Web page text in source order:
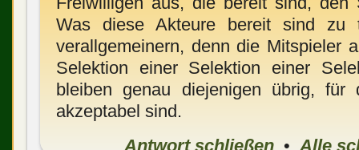
Was diese Akteure bereit sind zu
verallgemeinern, denn die Mitspieler
Selektion einer Selektion einer
bleiben genau diejenigen übrig, für
akzeptabel sind.
Antwort schließen • Alle